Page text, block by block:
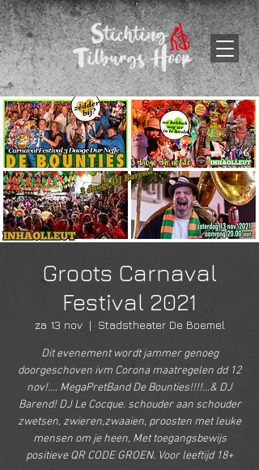
Groots Carnaval
Festival 2021
za 13 nov
  |
Stadstheater De Boemel
Dit evenement wordt jammer genoeg
doorgeschoven ivm Corona maatregelen dd 12
nov!.... MegaPretBand De Bounties!!!!...& DJ
Barend! DJ Le Cocque. schouder aan schouder
zwetsen, zwieren,zwaaien, proosten met leuke
mensen om je heen, Met toegangsbewijs
positieve QR CODE GROEN. Voor leeftijd 18+